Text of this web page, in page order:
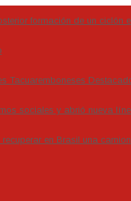
formación de un ciclón
Tacuaremboneses
sociales y abrió nueva
en Brasil una